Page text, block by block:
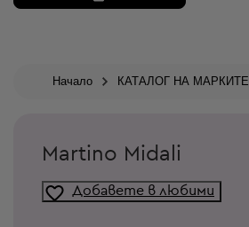
Начало КАТАЛОГ НА МАРКИТЕ
Martino Midali
Добавете в любими